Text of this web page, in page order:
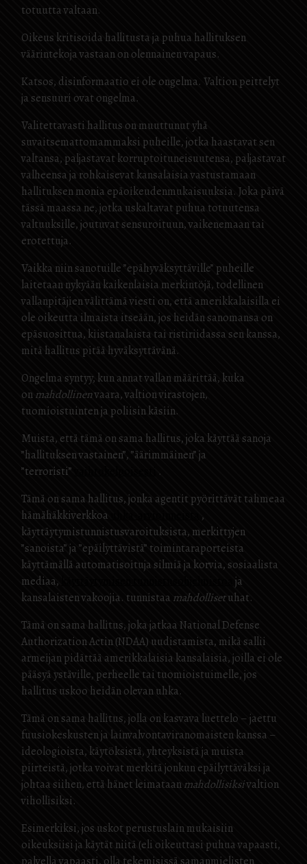
totuutta valtaan.
Oikeus kritisoida hallitusta ja puhua hallituksen
väärintekoja vastaan ​​on olennainen vapaus.
Katsos, disinformaatio ei ole ongelma. Valtion peittelyt
ja sensuuri ovat ongelma.
Valitettavasti hallitus on muuttunut yhä
suvaitsemattomammaksi puheille, jotka haastavat sen
valtansa, paljastavat korruptoituneisuutensa, paljastavat
valheensa ja rohkaisevat kansalaisia ​​vastustamaan
hallituksen monia epäoikeudenmukaisuuksia. Joka päivä
tässä maassa ne, jotka uskaltavat puhua totuutensa
valtuuksille, joutuvat sensuroituun, vaikenemaan tai
erotettuja.
Vaikka niin sanotuille ”epähyväksyttäville” puheille
laitetaan nykyään kaikenlaisia ​​merkintöjä, todellinen
vallanpitäjien välittämä viesti on, että amerikkalaisilla ei
ole oikeutta ilmaista itseään, jos heidän sanomansa on
epäsuosittua, kiistanalaista tai ristiriidassa sen kanssa,
mitä hallitus pitää hyväksyttävänä.
Ongelma syntyy, kun annat vallan määrittää, kuka
onmahdollinenvaara, valtion virastojen,
tuomioistuinten ja poliisin käsiin.
Muista, että tämä on sama hallitus, joka käyttää sanoja
”hallituksen vastainen”, ”äärimmäinen” ja
”terroristi”
.
Tämä on sama hallitus, jonka agentit pyörittävät tahmeaa
hämähäkkiverkkoa
,
käyttäytymistunnistusvaroituksista, merkittyjen
”sanoista” ja ”epäilyttävistä” toimintaraporteista
käyttämällä automatisoituja silmiä ja korvia, sosiaalista
mediaa,
ja
kansalaisten vakoojia. tunnistaa mahdollisetuhat.
Tämä on sama hallitus, joka jatkaa National Defense
Authorization Actin (NDAA) uudistamista, mikä sallii
armeijan pidättää amerikkalaisia ​​kansalaisia, joilla ei ole
pääsyä ystäville, perheelle tai tuomioistuimelle, jos
hallitus uskoo heidän olevan uhka.
Tämä on sama hallitus, jolla on kasvava luettelo – jaettu
fuusiokeskusten ja lainvalvontaviranomaisten kanssa –
ideologioista, käytöksistä, yhteyksistä ja muista
piirteistä, jotka voivat merkitä jonkun epäilyttäväksi ja
johtaa siihen, että hänet leimataanmahdollisiksivaltion
vihollisiksi.
Esimerkiksi, jos uskot perustuslain mukaisiin
oikeuksiisi ja käytät niitä (eli oikeuttasi puhua vapaasti,